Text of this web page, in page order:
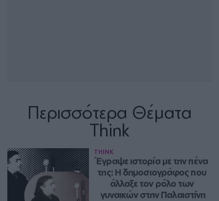
Περισσότερα Θέματα
Think
THINK
Έγραψε ιστορία με την πένα
της: Η δημοσιογράφος που
άλλαξε τον ρόλο των
γυναικών στην Παλαιστίνη